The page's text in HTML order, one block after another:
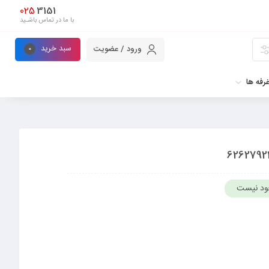
3151
025
با ما در تماس باشـید
ورود / عضویت سبد خرید 0
غرفه ها
نیست